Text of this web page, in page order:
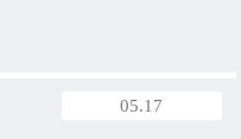
05.17